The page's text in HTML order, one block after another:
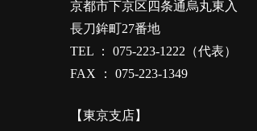
京都市下京区四条通烏丸東入
長刀鉾町27番地
TEL ： 075-223-1222（代表）
FAX ： 075-223-1349
【東京支店】